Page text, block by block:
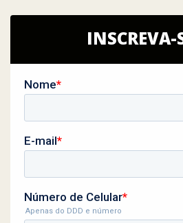
INSCREVA-